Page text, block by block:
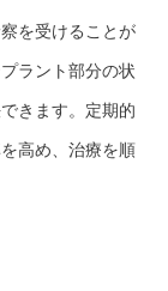
を受けることが
ラント部分の状
きます。定期的
高め、治療を順